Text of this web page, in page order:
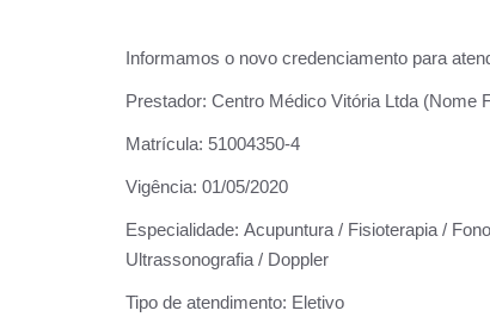
Informamos o novo credenciamento para
Prestador: Centro Médico Vitória Ltda (Nome
Matrícula: 51004350-4
Vigência: 01/05/2020
Especialidade: Acupuntura / Fisioterapia /
Ultrassonografia / Doppler
Tipo de atendimento: Eletivo